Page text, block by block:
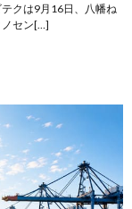
クは9月16日、八幡ね
ノセン[…]